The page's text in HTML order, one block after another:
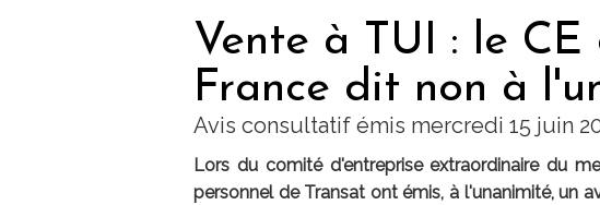
Vente à TUI : le CE
France dit non à
Avis consultatif émis mercredi 15 juin
Lors du comité d'entreprise extraordinaire du
personnel de Transat ont émis, à l'unanimité, un